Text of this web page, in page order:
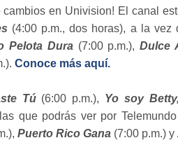
cambios en Univision! El canal
(4:00 p.m., dos horas), a la
Pelota Dura(7:00 p.m.),Dulce
Conoce más aquí.
Tú(6:00 p.m.), Yo soy
que podrás ver por
Puerto Rico Gana (7:00 p.m.) y